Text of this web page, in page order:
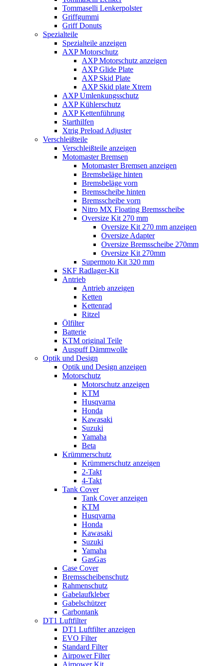
Tommaselli Lenkerpolster
Griffgummi
Griff Donuts
Spezialteile
Spezialteile anzeigen
AXP Motorschutz
AXP Motorschutz anzeigen
AXP Glide Plate
AXP Skid Plate
AXP Skid plate Xtrem
AXP Umlenkungsschutz
AXP Kühlerschutz
AXP Kettenführung
Starthilfen
Xtrig Preload Adjuster
Verschleißteile
Verschleißteile anzeigen
Motomaster Bremsen
Motomaster Bremsen anzeigen
Bremsbeläge hinten
Bremsbeläge vorn
Bremsscheibe hinten
Bremsscheibe vorn
Nitro MX Floating Bremsscheibe
Oversize Kit 270 mm
Oversize Kit 270 mm anzeigen
Oversize Adapter
Oversize Bremsscheibe 270mm
Oversize Kit 270mm
Supermoto Kit 320 mm
SKF Radlager-Kit
Antrieb
Antrieb anzeigen
Ketten
Kettenrad
Ritzel
Ölfilter
Batterie
KTM original Teile
Auspuff Dämmwolle
Optik und Design
Optik und Design anzeigen
Motorschutz
Motorschutz anzeigen
KTM
Husqvarna
Honda
Kawasaki
Suzuki
Yamaha
Beta
Krümmerschutz
Krümmerschutz anzeigen
2-Takt
4-Takt
Tank Cover
Tank Cover anzeigen
KTM
Husqvarna
Honda
Kawasaki
Suzuki
Yamaha
GasGas
Case Cover
Bremsscheibenschutz
Rahmenschutz
Gabelaufkleber
Gabelschützer
Carbontank
DT1 Luftfilter
DT1 Luftfilter anzeigen
EVO Filter
Standard Filter
Airpower Filter
Airpower Kit